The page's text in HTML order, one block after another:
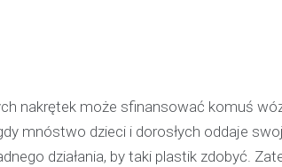
nakrętek może sfinansować komuś
mnóstwo dzieci i dorosłych oddaje
działania, by taki plastik zdobyć.
w kierunku Woli, funkcjonariusz
bielskiej jednostki prewencji,
służbą, zauważył pojazd…